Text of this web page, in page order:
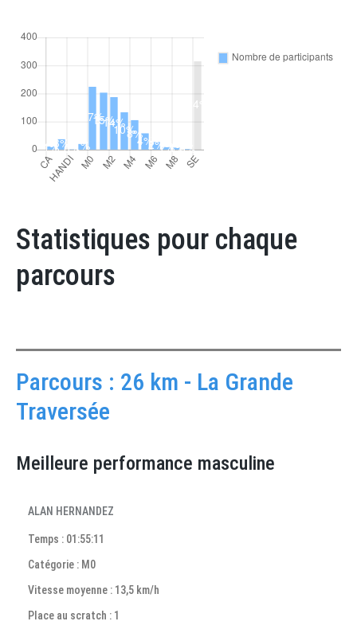
Statistiques pour chaque
parcours
Parcours : 26 km - La Grande
Traversée
Meilleure performance masculine
ALAN HERNANDEZ
Temps : 01:55:11
Catégorie : M0
Vitesse moyenne : 13,5 km/h
Place au scratch : 1